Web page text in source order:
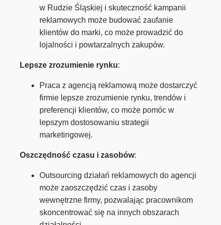
w Rudzie Śląskiej i skuteczność kampanii
reklamowych może budować zaufanie
klientów do marki, co może prowadzić do
lojalności i powtarzalnych zakupów.
Lepsze zrozumienie rynku:
Praca z agencją reklamową może dostarczyć
firmie lepsze zrozumienie rynku, trendów i
preferencji klientów, co może pomóc w
lepszym dostosowaniu strategii
marketingowej.
Oszczędność czasu i zasobów:
Outsourcing działań reklamowych do agencji
może zaoszczędzić czas i zasoby
wewnętrzne firmy, pozwalając pracownikom
skoncentrować się na innych obszarach